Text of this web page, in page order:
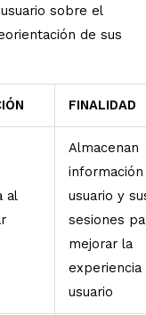
sobre el
de sus
FINALIDAD
al
Almacenan
usuario y
sesiones
mejorar la
experiencia
usuario